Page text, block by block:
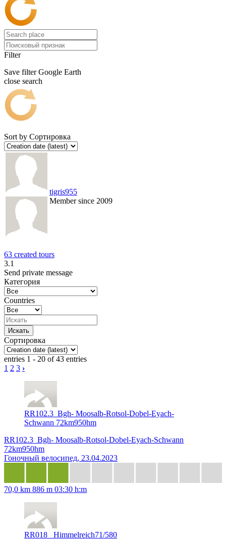
Filter
Save filter Google Earth
close search
Sort by Сортировка
tigris955
Member since 2009
63 created tours
3.1
Send private message
Категория
Countries
Сортировка
entries 1 - 20 of 43 entries
1 2 3 ›
RR102.3_Bgh- Moosalb-Rotsol-Dobel-Eyach-
Schwann 72km950hm
RR102.3_Bgh- Moosalb-Rotsol-Dobel-Eyach-Schwann
72km950hm
Гоночный велосипед, 23.04.2023
70,0 km 886 m 03:30 h:m
RR018_ Himmelreich71/580